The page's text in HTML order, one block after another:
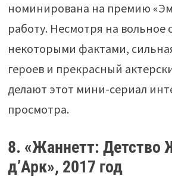
номинирована на премию
работу. Несмотря на вольное
некоторыми фактами,
героев и прекрасный
делают этот мини-сериал
просмотра.
8. «Жаннетт: Детство
д’Арк», 2017 год